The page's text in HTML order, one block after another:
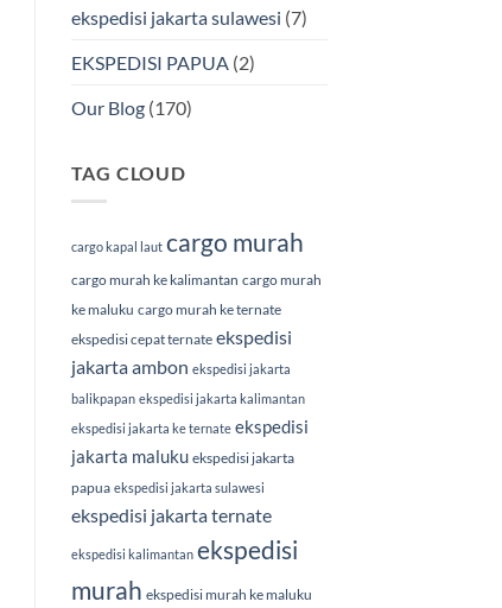
ekspedisi jakarta sulawesi (7)
EKSPEDISI PAPUA(2)
Our Blog(170)
TAG CLOUD
cargo kapal laut cargo murah
cargo murah ke kalimantan cargo murah
ke maluku cargo murah ke ternate
ekspedisi cepat ternate ekspedisi
jakarta ambon ekspedisi jakarta
balikpapan ekspedisi jakarta kalimantan
ekspedisi jakarta ke ternate ekspedisi
jakarta maluku ekspedisi jakarta
papua ekspedisi jakarta sulawesi
ekspedisi jakarta ternate
ekspedisi kalimantan ekspedisi
murah ekspedisi murah ke maluku